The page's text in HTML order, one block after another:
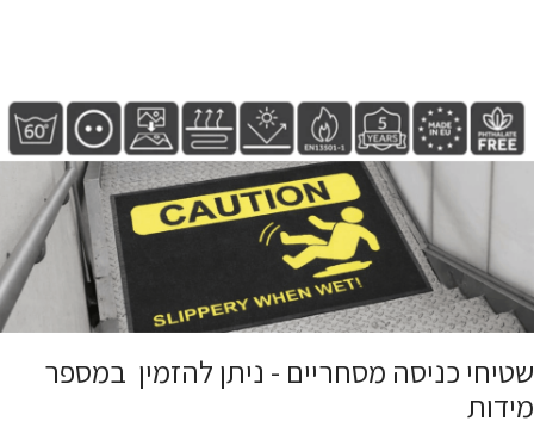
שטיחי כניסה מסחריים - ניתן להזמין במספר
מידות